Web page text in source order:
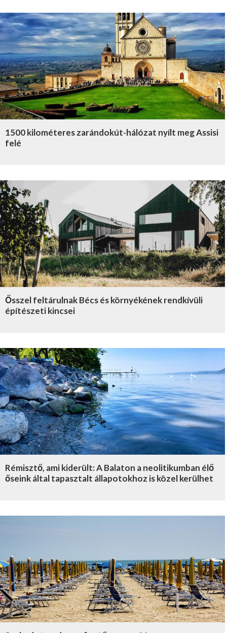
1500 kilométeres zarándokút-hálózat nyílt meg Assisi
felé
Ősszel feltárulnak Bécs és környékének rendkívüli
építészeti kincsei
Rémisztő, ami kiderült: A Balaton a neolitikumban élő
őseink által tapasztalt állapotokhoz is közel kerülhet